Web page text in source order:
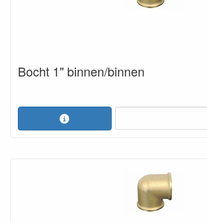
Bocht 1" binnen/binnen